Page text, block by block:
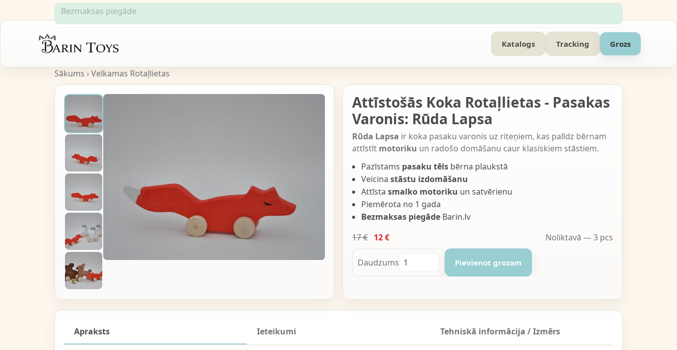
Bezmaksas piegāde
Katalogs Tracking Grozs
Sākums › Velkamas Rotaļlietas
Attīstošās Koka Rotaļlietas - Pasakas
Varonis: Rūda Lapsa
Rūda Lapsa ir koka pasaku varonis uz riteņiem, kas palīdz bērnam
attīstīt motoriku un radošo domāšanu caur klasiskiem stāstiem.
Pazīstams pasaku tēls bērna plaukstā
Veicina stāstu izdomāšanu
Attīsta smalko motoriku un satvērienu
Piemērota no 1 gada
Bezmaksas piegāde Barin.lv
17 € 12 € Noliktavā — 3 pcs
Daudzums Pievienot grozam
Apraksts Ieteikumi Tehniskā informācija / Izmērs